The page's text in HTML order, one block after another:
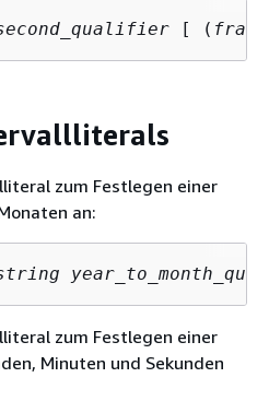
[ (
zum Festlegen einer
an:
zum Festlegen einer
Minuten und Sekunden